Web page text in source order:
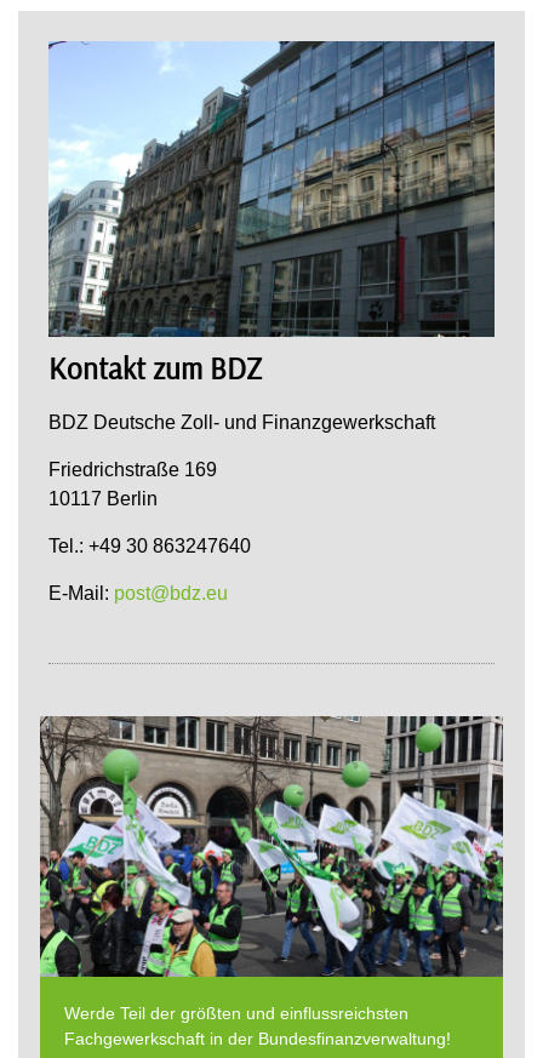
Kontakt zum BDZ
BDZ Deutsche Zoll- und Finanzgewerkschaft
Friedrichstraße 169
10117 Berlin
Tel.: +49 30 863247640
E-Mail: post@bdz.eu
Werde Teil der größten und einflussreichsten
Fachgewerkschaft in der Bundesfinanzverwaltung!